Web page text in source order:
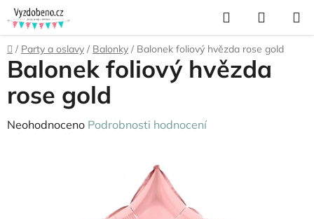
Přejít
na
obsah
Hledat
KOŠÍK
Domů
/ Party a oslavy / Balonky / Balonek foliový hvězda rose gold
Balonek foliový hvězda
rose gold
Průměrné
Neohodnoceno Podrobnosti hodnocení